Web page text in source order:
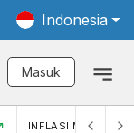
Indonesia
Masuk
INFLASI MOM (MEI)